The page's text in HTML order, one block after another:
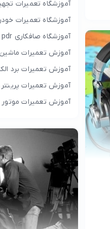
آموزشگاه تعمیرات
آموزشگاه تعمیرات
آموزشگاه صافکاری pdr در بلوار فردوس
آموزش تعمیرات
آموزش تعمیرات برد
آموزش تعمیرات
آموزش تعمیرات